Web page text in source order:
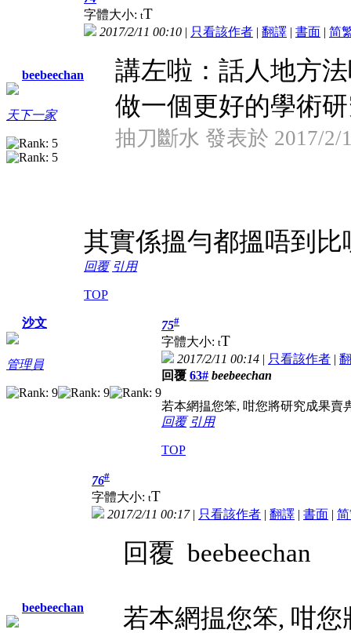
beebeechan
天下一家
字體大小: tT
2017/2/11 00:10 | 只看該作者 | 翻譯 | 書面 | 简
講左啦：話人地方
做一個更好的學術
抽刀斷水 發表於 2017/2/
其實係搵勻都搵唔到
回覆 引用
TOP
沙文
管理員
75#
字體大小: tT
2017/2/11 00:14 | 只看該作者 |
回覆 63# beebeechan
若本網揾您笨, 咁您將研究成果賣
回覆 引用
TOP
beebeechan
76#
字體大小: tT
2017/2/11 00:17| 只看該作者 | 翻譯 | 書面 | 简
回覆 beebeechan
若本網揾您笨, 咁您